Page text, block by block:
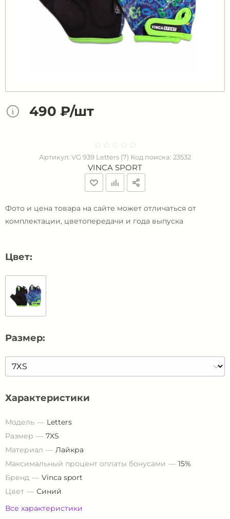
490 ₽/шт
☆ ☆ ☆ ☆ ☆
★ ★ ★ ★ ★
Артикул: VG 939 Letters (7) Код поиска: 23532
VINCA SPORT
Фото и цена товара на сайте может отличаться от
комплектации, цветопередачи и года выпуска
Цвет:
Размер:
Характеристики
Модель
Letters
Размер
7XS
Материал
Лайкра
Максимальный процент оплаты бонусами
15%
Бренд
Vinca sport
Цвет
Синий
Все характеристики